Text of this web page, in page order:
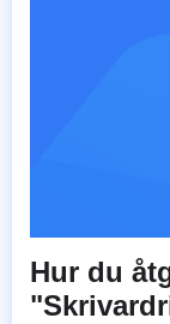
Hur du